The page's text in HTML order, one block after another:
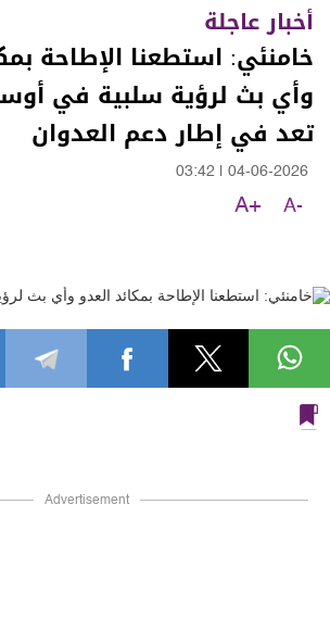
أخبار عاجلة
خامنئي: استطعنا الإطاحة
وأي بث لرؤية سلبية في
تعد في إطار دعم العدوان
04-06-2026
03:42
A-
A+
Advertisement